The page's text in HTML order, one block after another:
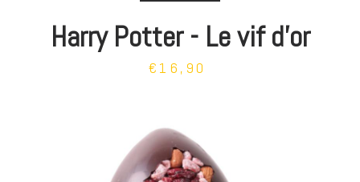
Harry Potter - Le vif d'or
€16,90